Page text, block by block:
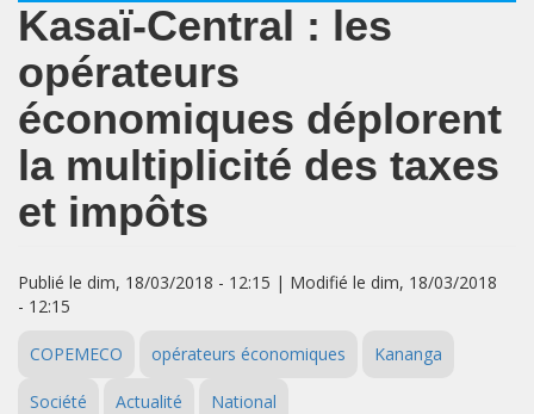
Kasaï-Central : les
opérateurs
économiques déplorent
la multiplicité des taxes
et impôts
Publié le dim, 18/03/2018 - 12:15 | Modifié le dim, 18/03/2018
- 12:15
COPEMECO opérateurs économiques Kananga
Société Actualité National